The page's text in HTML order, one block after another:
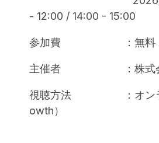
- 12:00 / 14:00 - 15:00
参加費 ：無料
主催者 ：株式
視聴方法 ：オンラ
owth）